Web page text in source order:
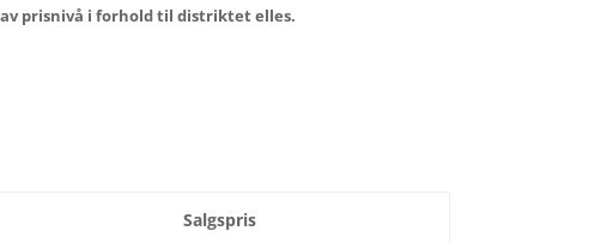
av prisnivå i forhold til distriktet elles.
Salgspris